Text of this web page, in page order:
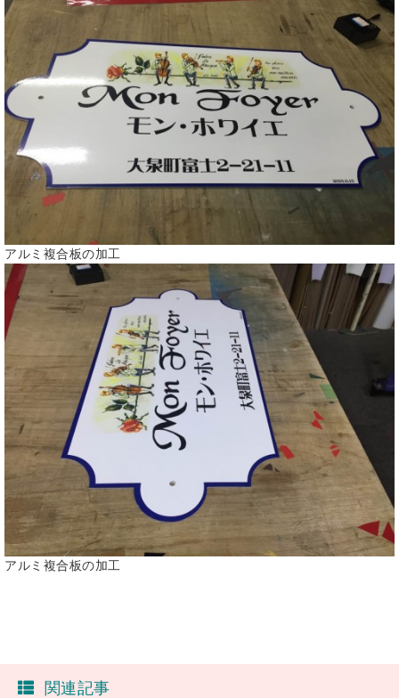
アルミ複合板の加工
アルミ複合板の加工
関連記事